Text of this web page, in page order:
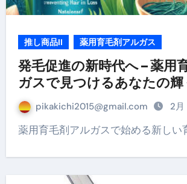
推し商品II 薬用育毛剤アルガス
発毛促進の新時代へ – 薬用
ガスで見つけるあなたの輝
pikakichi2015@gmail.com 2
薬用育毛剤アルガスで始める新しい